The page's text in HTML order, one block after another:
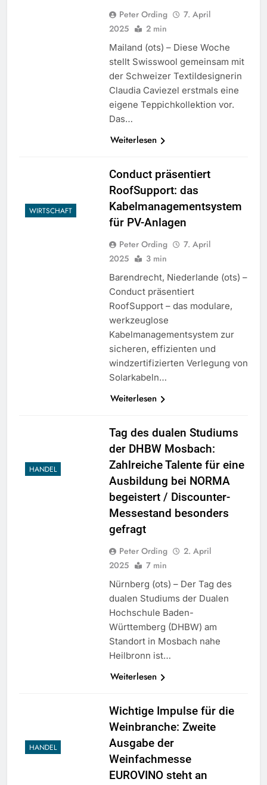
Peter Ording
7. April
2025
2 min
Mailand (ots) – Diese Woche
stellt Swisswool gemeinsam mit
der Schweizer Textildesignerin
Claudia Caviezel erstmals eine
eigene Teppichkollektion vor.
Das…
Weiterlesen
WIRTSCHAFT
Conduct präsentiert
RoofSupport: das
Kabelmanagementsystem
für PV-Anlagen
Peter Ording
7. April
2025
3 min
Barendrecht, Niederlande (ots) –
Conduct präsentiert
RoofSupport – das modulare,
werkzeuglose
Kabelmanagementsystem zur
sicheren, effizienten und
windzertifizierten Verlegung von
Solarkabeln…
Weiterlesen
HANDEL
Tag des dualen Studiums
der DHBW Mosbach:
Zahlreiche Talente für eine
Ausbildung bei NORMA
begeistert / Discounter-
Messestand besonders
gefragt
Peter Ording
2. April
2025
7 min
Nürnberg (ots) – Der Tag des
dualen Studiums der Dualen
Hochschule Baden-
Württemberg (DHBW) am
Standort in Mosbach nahe
Heilbronn ist…
Weiterlesen
HANDEL
Wichtige Impulse für die
Weinbranche: Zweite
Ausgabe der
Weinfachmesse
EUROVINO steht an